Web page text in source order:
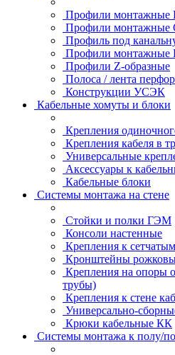
Профили монтажные
Профили монтажные
Профиль под
Профили монтажные
Профили Z-образные
Полоса / лента
Конструкции УСЭК
Кабельные хомуты и блоки
Крепления
Крепления кабеля в
Универсальные
Аксессуары к
Кабельные блоки
Системы монтажа на стене
Стойки и полки ГЭМ
Консоли настенные
Крепления к
Кронштейны
Крепления на опоры
трубы)
Крепления к стене
Универсально-
Крюки кабельные КК
Системы монтажа к полу/